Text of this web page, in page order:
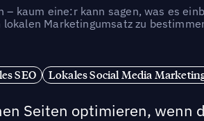
– kaum eine:r kann sagen, was es
Marketingumsatz zu
SEO Lokales Social Media
Seiten optimieren, wenn